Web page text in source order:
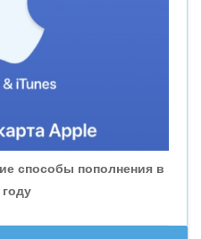
способы пополнения в
году